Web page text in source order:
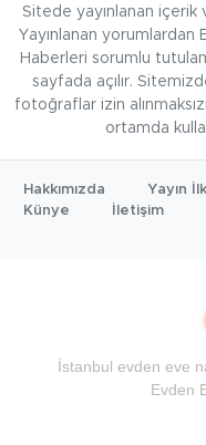
Sitede yayınlanan içerik
Yayınlanan yorumlardan
Haberleri sorumlu
sayfada açılır.
fotoğraflar izin
ortamda
Hakkımızda
Yayın
Künye
İletişim
İstanbul evden eve
Evden